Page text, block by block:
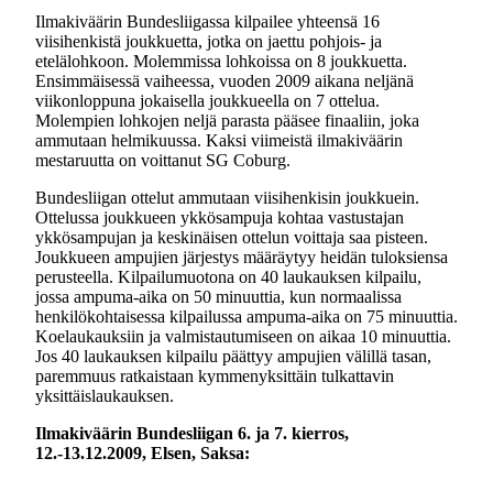
Ilmakiväärin Bundesliigassa kilpailee yhteensä 16
viisihenkistä joukkuetta, jotka on jaettu pohjois- ja
etelälohkoon. Molemmissa lohkoissa on 8 joukkuetta.
Ensimmäisessä vaiheessa, vuoden 2009 aikana neljänä
viikonloppuna jokaisella joukkueella on 7 ottelua.
Molempien lohkojen neljä parasta pääsee finaaliin, joka
ammutaan helmikuussa. Kaksi viimeistä ilmakiväärin
mestaruutta on voittanut SG Coburg.
Bundesliigan ottelut ammutaan viisihenkisin joukkuein.
Ottelussa joukkueen ykkösampuja kohtaa vastustajan
ykkösampujan ja keskinäisen ottelun voittaja saa pisteen.
Joukkueen ampujien järjestys määräytyy heidän tuloksiensa
perusteella. Kilpailumuotona on 40 laukauksen kilpailu,
jossa ampuma-aika on 50 minuuttia, kun normaalissa
henkilökohtaisessa kilpailussa ampuma-aika on 75 minuuttia.
Koelaukauksiin ja valmistautumiseen on aikaa 10 minuuttia.
Jos 40 laukauksen kilpailu päättyy ampujien välillä tasan,
paremmuus ratkaistaan kymmenyksittäin tulkattavin
yksittäislaukauksen.
Ilmakiväärin Bundesliigan 6. ja 7. kierros,
12.-13.12.2009, Elsen, Saksa: